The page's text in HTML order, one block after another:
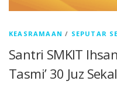
KEASRAMAAN / SEPUTAR
Santri SMKIT
Tasmi’ 30 Juz